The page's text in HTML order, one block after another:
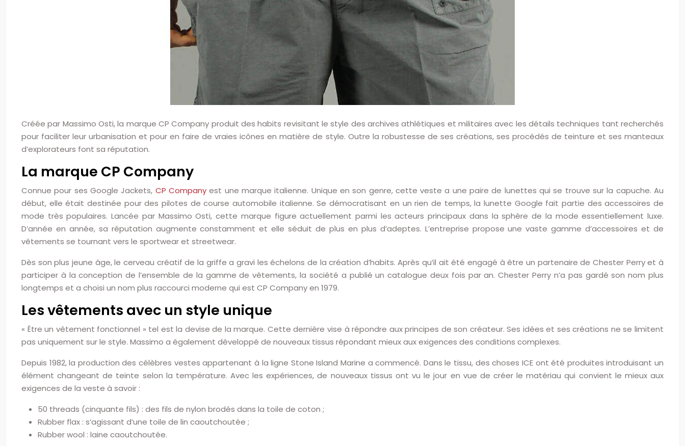
Créée par Massimo Osti, la marque CP Company produit des habits revisitant le style des archives athlétiques et militaires avec les détails techniques tant recherchés
pour faciliter leur urbanisation et pour en faire de vraies icônes en matière de style. Outre la robustesse de ses créations, ses procédés de teinture et ses manteaux
d’explorateurs font sa réputation.
La marque CP Company
Connue pour ses Google Jackets, CP Companyest une marque italienne. Unique en son genre, cette veste a une paire de lunettes qui se trouve sur la capuche. Au
début, elle était destinée pour des pilotes de course automobile italienne. Se démocratisant en un rien de temps, la lunette Google fait partie des accessoires de
mode très populaires. Lancée par Massimo Osti, cette marque figure actuellement parmi les acteurs principaux dans la sphère de la mode essentiellement luxe.
D’année en année, sa réputation augmente constamment et elle séduit de plus en plus d’adeptes. L’entreprise propose une vaste gamme d’accessoires et de
vêtements se tournant vers le sportwear et streetwear.
Dès son plus jeune âge, le cerveau créatif de la griffe a gravi les échelons de la création d’habits. Après qu’il ait été engagé à être un partenaire de Chester Perry et à
participer à la conception de l’ensemble de la gamme de vêtements, la société a publié un catalogue deux fois par an. Chester Perry n’a pas gardé son nom plus
longtemps et a choisi un nom plus raccourci moderne qui est CP Company en 1979.
Les vêtements avec un style unique
« Être un vêtement fonctionnel » tel est la devise de la marque. Cette dernière vise à répondre aux principes de son créateur. Ses idées et ses créations ne se limitent
pas uniquement sur le style. Massimo a également développé de nouveaux tissus répondant mieux aux exigences des conditions complexes.
Depuis 1982, la production des célèbres vestes appartenant à la ligne Stone Island Marine a commencé. Dans le tissu, des choses ICE ont été produites introduisant un
élément changeant de teinte selon la température. Avec les expériences, de nouveaux tissus ont vu le jour en vue de créer le matériau qui convient le mieux aux
exigences de la veste à savoir :
50 threads (cinquante fils) : des fils de nylon brodés dans la toile de coton ;
Rubber flax : s’agissant d’une toile de lin caoutchoutée ;
Rubber wool : laine caoutchoutée.